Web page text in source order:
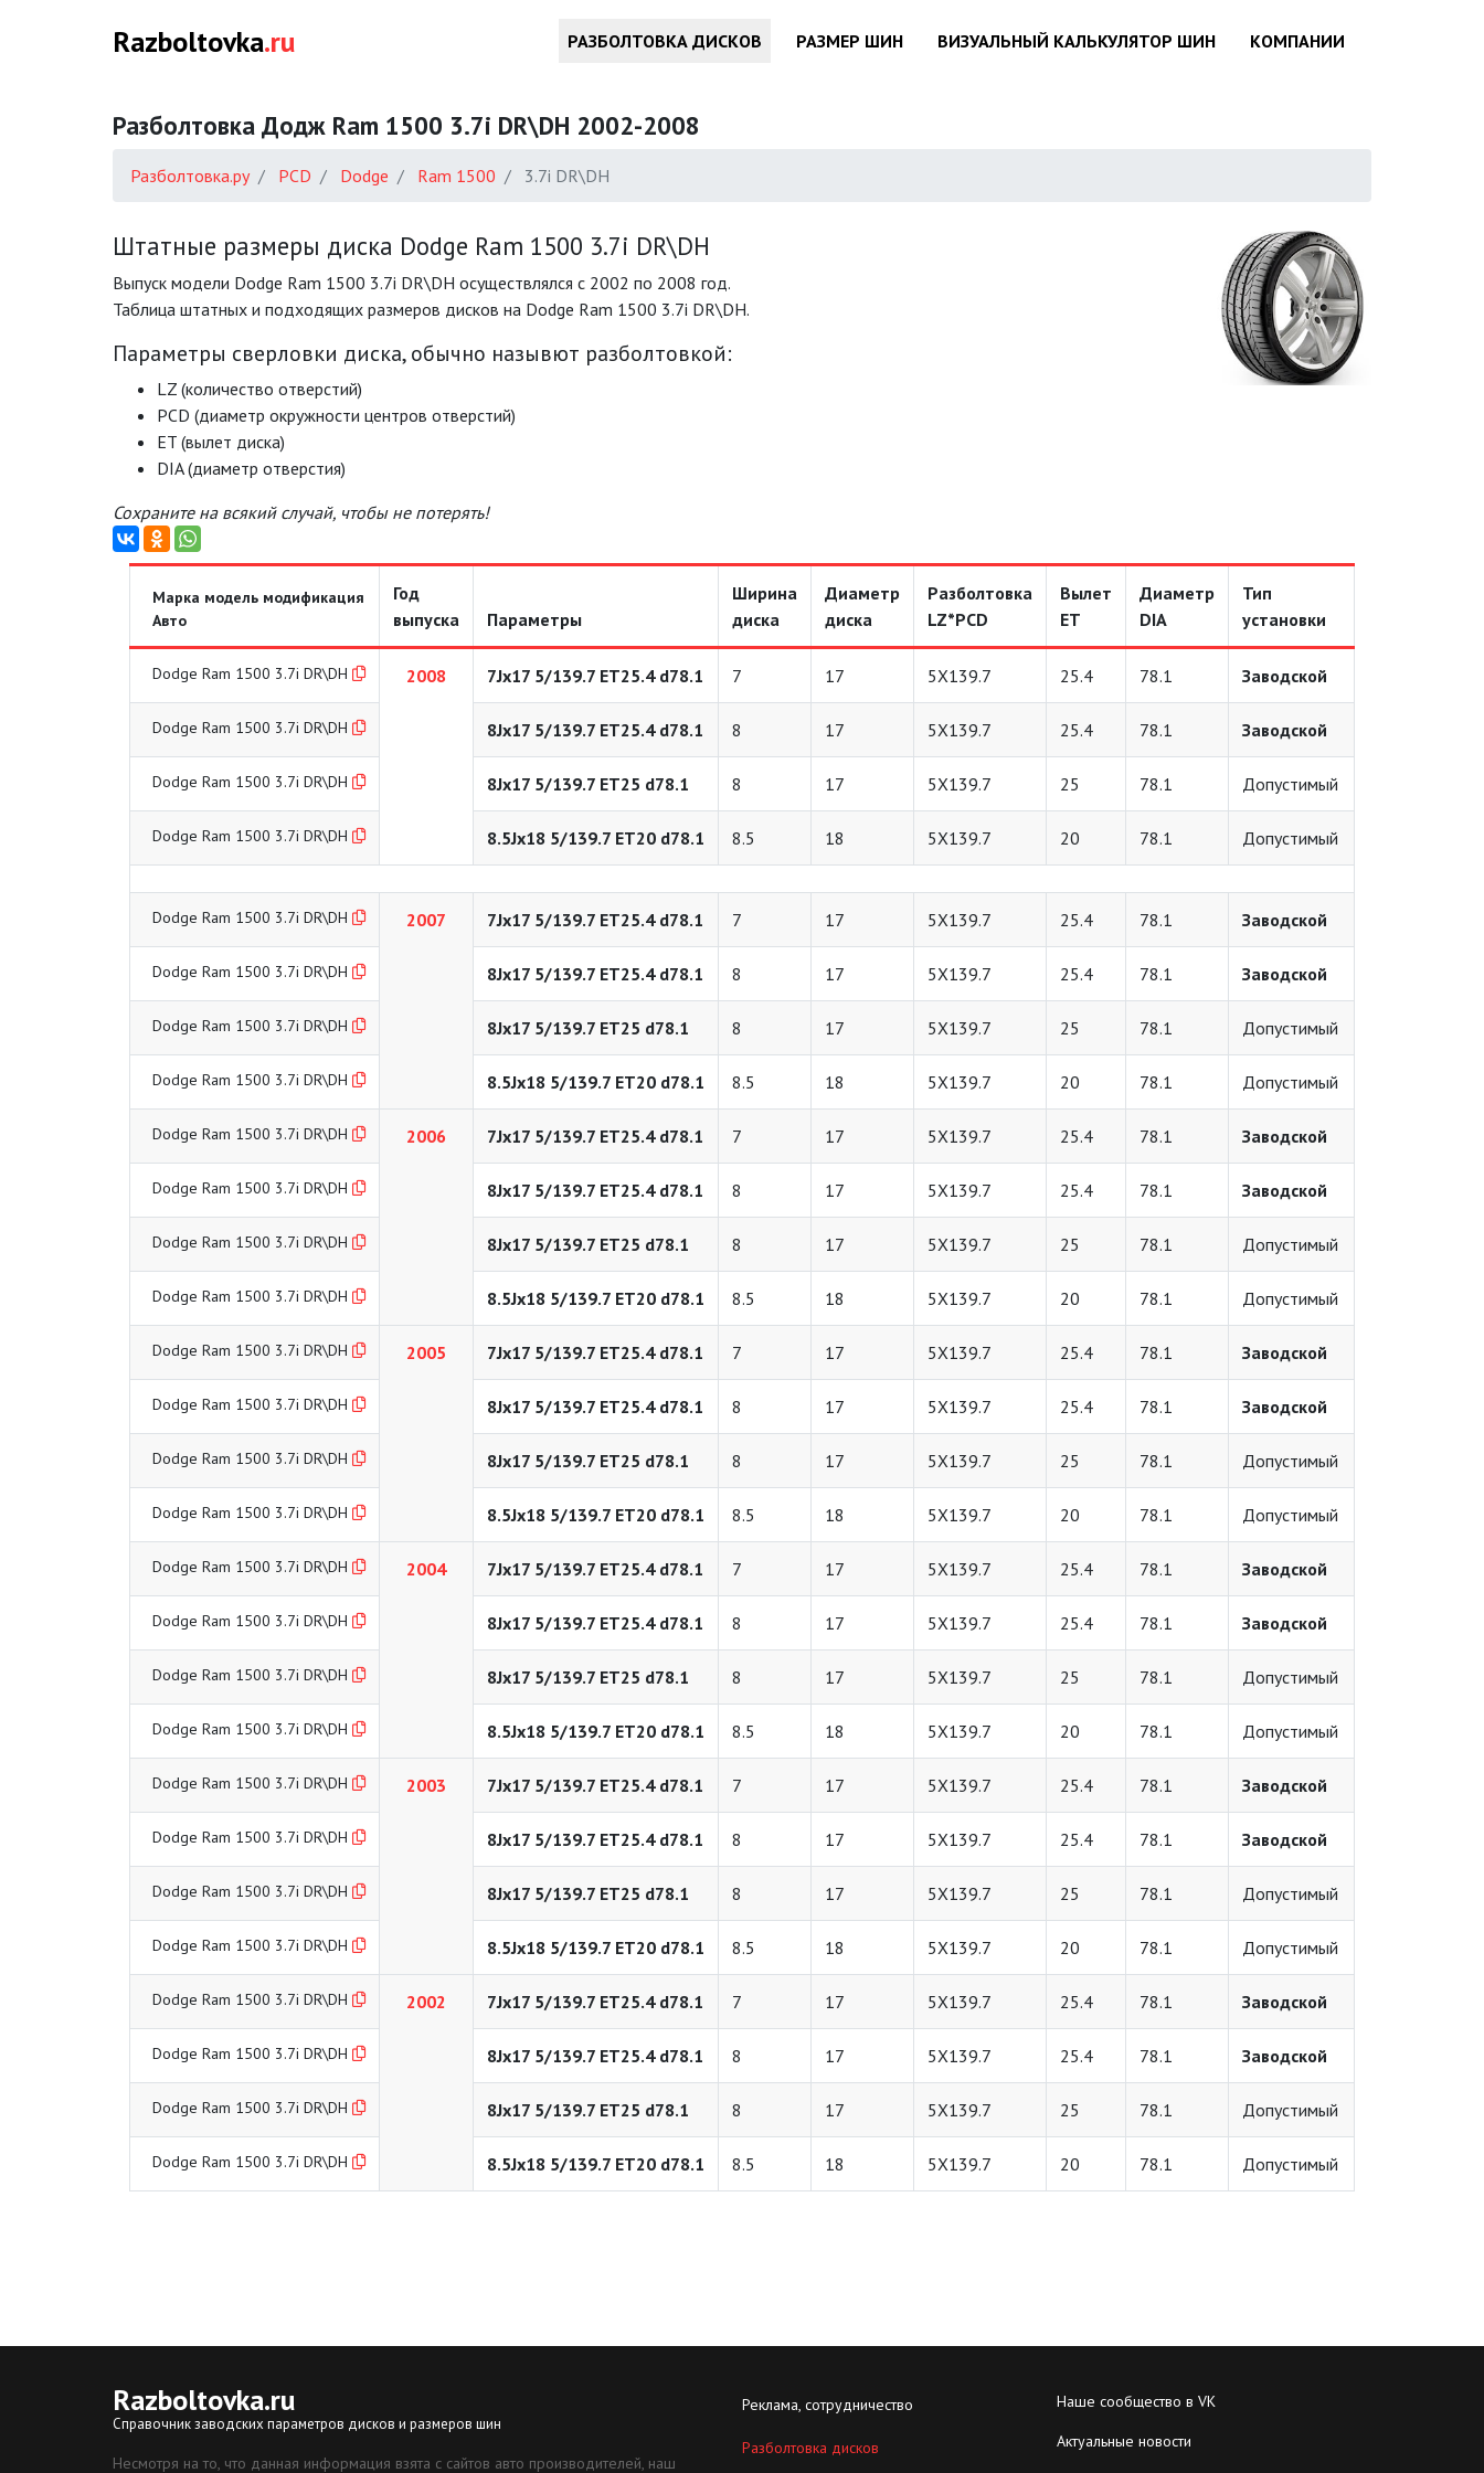
Razboltovka.ru РАЗБОЛТОВКА ДИСКОВ РАЗМЕР ШИН ВИЗУАЛЬНЫЙ КАЛЬКУЛЯТОР ШИН КОМПАНИИ
Разболтовка Додж Ram 1500 3.7i DR\DH 2002-2008
Разболтовка.ру PCD Dodge Ram 1500 3.7i DR\DH
Штатные размеры диска Dodge Ram 1500 3.7i DR\DH
Выпуск модели Dodge Ram 1500 3.7i DR\DH осуществлялся с 2002 по 2008 год.
Таблица штатных и подходящих размеров дисков на Dodge Ram 1500 3.7i DR\DH.
Параметры сверловки диска, обычно назывют разболтовкой:
LZ (количество отверстий)
PCD (диаметр окружности центров отверстий)
ET (вылет диска)
DIA (диаметр отверстия)
Сохраните на всякий случай, чтобы не потерять!
Марка модель модификация
Авто
Год
выпуска
Параметры
Ширина
диска
Диаметр
диска
Разболтовка
LZ*PCD
Вылет
ET
Диаметр
DIA
Тип
установки
Dodge Ram 1500 3.7i DR\DH 2008 7Jx17 5/139.7 ET25.4 d78.1 7 17 5X139.7 25.4 78.1 Заводской
Dodge Ram 1500 3.7i DR\DH 8Jx17 5/139.7 ET25.4 d78.1 8 17 5X139.7 25.4 78.1 Заводской
Dodge Ram 1500 3.7i DR\DH 8Jx17 5/139.7 ET25 d78.1 8 17 5X139.7 25 78.1 Допустимый
Dodge Ram 1500 3.7i DR\DH 8.5Jx18 5/139.7 ET20 d78.1 8.5 18 5X139.7 20 78.1 Допустимый
Dodge Ram 1500 3.7i DR\DH 2007 7Jx17 5/139.7 ET25.4 d78.1 7 17 5X139.7 25.4 78.1 Заводской
Dodge Ram 1500 3.7i DR\DH 8Jx17 5/139.7 ET25.4 d78.1 8 17 5X139.7 25.4 78.1 Заводской
Dodge Ram 1500 3.7i DR\DH 8Jx17 5/139.7 ET25 d78.1 8 17 5X139.7 25 78.1 Допустимый
Dodge Ram 1500 3.7i DR\DH 8.5Jx18 5/139.7 ET20 d78.1 8.5 18 5X139.7 20 78.1 Допустимый
Dodge Ram 1500 3.7i DR\DH 2006 7Jx17 5/139.7 ET25.4 d78.1 7 17 5X139.7 25.4 78.1 Заводской
Dodge Ram 1500 3.7i DR\DH 8Jx17 5/139.7 ET25.4 d78.1 8 17 5X139.7 25.4 78.1 Заводской
Dodge Ram 1500 3.7i DR\DH 8Jx17 5/139.7 ET25 d78.1 8 17 5X139.7 25 78.1 Допустимый
Dodge Ram 1500 3.7i DR\DH 8.5Jx18 5/139.7 ET20 d78.1 8.5 18 5X139.7 20 78.1 Допустимый
Dodge Ram 1500 3.7i DR\DH 2005 7Jx17 5/139.7 ET25.4 d78.1 7 17 5X139.7 25.4 78.1 Заводской
Dodge Ram 1500 3.7i DR\DH 8Jx17 5/139.7 ET25.4 d78.1 8 17 5X139.7 25.4 78.1 Заводской
Dodge Ram 1500 3.7i DR\DH 8Jx17 5/139.7 ET25 d78.1 8 17 5X139.7 25 78.1 Допустимый
Dodge Ram 1500 3.7i DR\DH 8.5Jx18 5/139.7 ET20 d78.1 8.5 18 5X139.7 20 78.1 Допустимый
Dodge Ram 1500 3.7i DR\DH 2004 7Jx17 5/139.7 ET25.4 d78.1 7 17 5X139.7 25.4 78.1 Заводской
Dodge Ram 1500 3.7i DR\DH 8Jx17 5/139.7 ET25.4 d78.1 8 17 5X139.7 25.4 78.1 Заводской
Dodge Ram 1500 3.7i DR\DH 8Jx17 5/139.7 ET25 d78.1 8 17 5X139.7 25 78.1 Допустимый
Dodge Ram 1500 3.7i DR\DH 8.5Jx18 5/139.7 ET20 d78.1 8.5 18 5X139.7 20 78.1 Допустимый
Dodge Ram 1500 3.7i DR\DH 2003 7Jx17 5/139.7 ET25.4 d78.1 7 17 5X139.7 25.4 78.1 Заводской
Dodge Ram 1500 3.7i DR\DH 8Jx17 5/139.7 ET25.4 d78.1 8 17 5X139.7 25.4 78.1 Заводской
Dodge Ram 1500 3.7i DR\DH 8Jx17 5/139.7 ET25 d78.1 8 17 5X139.7 25 78.1 Допустимый
Dodge Ram 1500 3.7i DR\DH 8.5Jx18 5/139.7 ET20 d78.1 8.5 18 5X139.7 20 78.1 Допустимый
Dodge Ram 1500 3.7i DR\DH 2002 7Jx17 5/139.7 ET25.4 d78.1 7 17 5X139.7 25.4 78.1 Заводской
Dodge Ram 1500 3.7i DR\DH 8Jx17 5/139.7 ET25.4 d78.1 8 17 5X139.7 25.4 78.1 Заводской
Dodge Ram 1500 3.7i DR\DH 8Jx17 5/139.7 ET25 d78.1 8 17 5X139.7 25 78.1 Допустимый
Dodge Ram 1500 3.7i DR\DH 8.5Jx18 5/139.7 ET20 d78.1 8.5 18 5X139.7 20 78.1 Допустимый
Razboltovka.ru
Справочник заводских параметров дисков и размеров шин
Несмотря на то, что данная информация взята с сайтов авто производителей, наш
Реклама, сотрудничество
Разболтовка дисков
Наше сообщество в VK
Актуальные новости